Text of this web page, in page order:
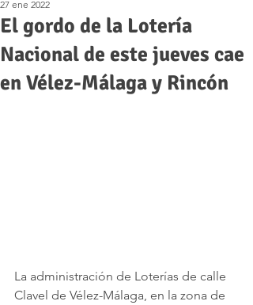
El gordo de la Lotería
Nacional de este jueves cae
en Vélez-Málaga y Rincón
27 ene 2022
La administración de Loterías de calle
Clavel de Vélez-Málaga, en la zona de